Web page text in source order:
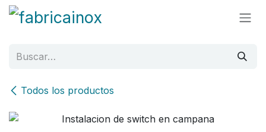
Ir al contenido
Todos los productos